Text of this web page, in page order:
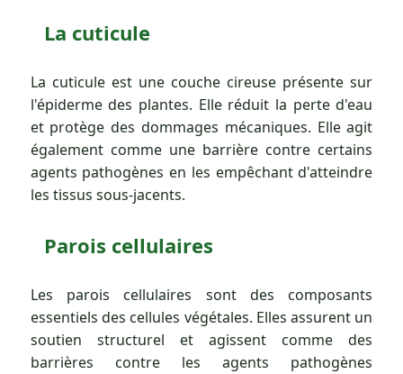
La cuticule
La cuticule est une couche cireuse présente sur
l'épiderme des plantes. Elle réduit la perte d'eau
et protège des dommages mécaniques. Elle agit
également comme une barrière contre certains
agents pathogènes en les empêchant d'atteindre
les tissus sous-jacents.
Parois cellulaires
Les parois cellulaires sont des composants
essentiels des cellules végétales. Elles assurent un
soutien structurel et agissent comme des
barrières contre les agents pathogènes